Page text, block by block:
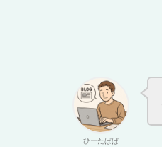
ひーたぱぱ